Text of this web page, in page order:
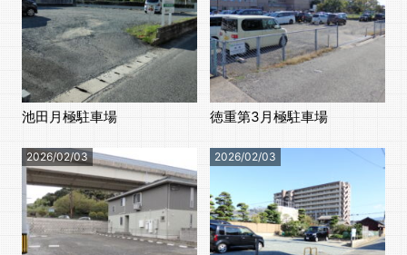
池田月極駐車場 徳重第3月極駐車場
2026/02/03 2026/02/03